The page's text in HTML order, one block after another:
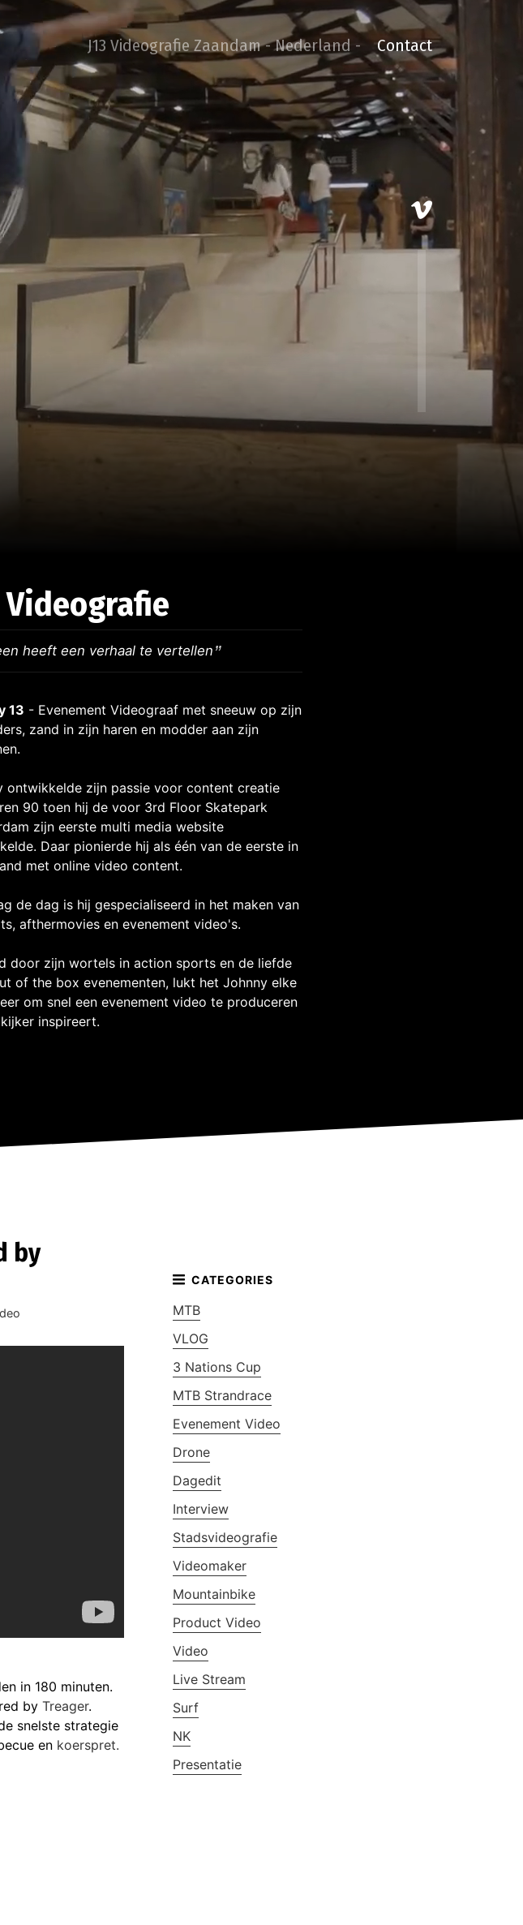
J13 Videografie Zaandam - Nederland - Contact
Videografie
heeft een verhaal te vertellen
13 - Evenement Videograaf met sneeuw op zijn
zand in zijn haren en modder aan zijn
ontwikkelde zijn passie voor content creatie
90 toen hij de voor 3rd Floor Skatepark
zijn eerste multi media website
Daar pionierde hij als één van de eerste in
met online video content.
de dag is hij gespecialiseerd in het maken van
afthermovies en evenement video's.
door zijn wortels in action sports en de liefde
of the box evenementen, lukt het Johnny elke
om snel een evenement video te produceren
inspireert.
by
in 180 minuten.
by Treager.
snelste strategie
en koerspret.
MTB
VLOG
3 Nations Cup
MTB Strandrace
Evenement Video
Drone
Dagedit
Interview
Stadsvideografie
Videomaker
Mountainbike
Product Video
Video
Live Stream
Surf
NK
Presentatie